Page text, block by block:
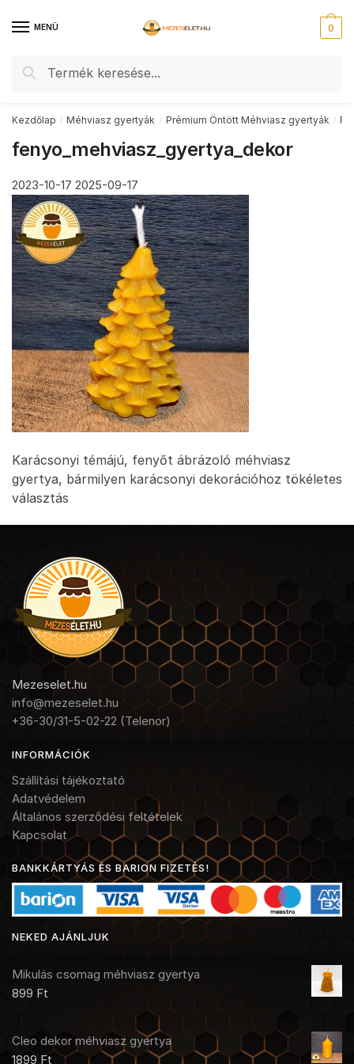
MENÜ
Keresés
Keresés
0
Kezdőlap / Méhviasz gyertyák / Prémium Öntött Méhviasz gyertyák /
fenyo_mehviasz_gyertya_dekor
2023-10-17 2025-09-17
Karácsonyi témájú, fenyőt ábrázoló méhviasz
gyertya, bármilyen karácsonyi dekorációhoz tökéletes
választás
Mezeselet.hu
info@mezeselet.hu
+36-30/31-5-02-22 (Telenor)
INFORMÁCIÓK
Szállítási tájékoztató
Adatvédelem
Általános szerződési feltételek
Kapcsolat
BANKKÁRTYÁS ÉS BARION FIZETÉS!
NEKED AJÁNLJUK
Mikulás csomag méhviasz gyertya
899 Ft
Cleo dekor méhviasz gyertya
1899Ft